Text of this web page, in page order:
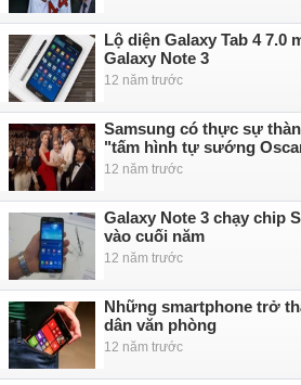
Lộ diện Galaxy Tab 4 7.0
Galaxy Note 3
12 năm trước
Samsung có thực sự
"tấm hình tự sướng
12 năm trước
Galaxy Note 3 chạy chip
vào cuối năm
12 năm trước
Những smartphone trở
dân văn phòng
12 năm trước